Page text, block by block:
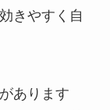
きやすく自
あります